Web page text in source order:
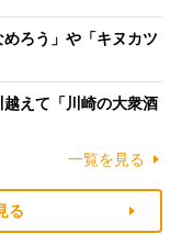
めろう」や「キヌカツ
越えて「川崎の大衆酒
一覧を見る
る